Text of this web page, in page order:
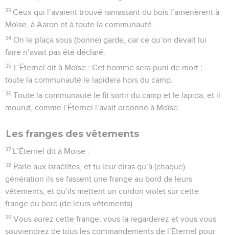
33 Ceux qui l’avaient trouvé ramassant du bois l’amenèrent à
Moïse, à Aaron et à toute la communauté.
34 On le plaça sous (bonne) garde, car ce qu’on devait lui
faire n’avait pas été déclaré.
35 L’Éternel dit à Moïse : Cet homme sera puni de mort ;
toute la communauté le lapidera hors du camp.
36 Toute la communauté le fit sortir du camp et le lapida, et il
mourut, comme l’Éternel l’avait ordonné à Moïse.
Les franges des vêtements
37 L’Éternel dit à Moïse :
38 Parle aux Israélites, et tu leur diras qu’à (chaque)
génération ils se fassent une frange au bord de leurs
vêtements, et qu’ils mettent un cordon violet sur cette
frange du bord (de leurs vêtements).
39 Vous aurez cette frange, vous la regarderez et vous vous
souviendrez de tous les commandements de l’Éternel pour